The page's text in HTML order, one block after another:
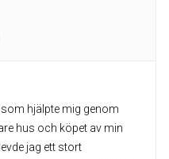
hjälpte mig genom
hus och köpet av min
jag ett stort